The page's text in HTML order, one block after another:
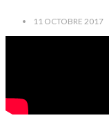
11 OCTOBRE 2017